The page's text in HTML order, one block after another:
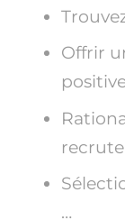
Offrir
…